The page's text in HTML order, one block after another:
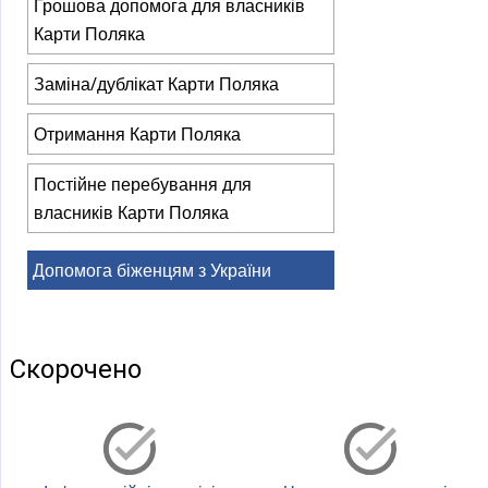
Грошова допомога для власників
Карти Поляка
Заміна/дублікат Карти Поляка
Отримання Карти Поляка
Постійне перебування для
власників Карти Поляка
Допомога біженцям з України
Скорочено